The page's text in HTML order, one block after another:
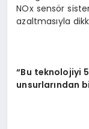
NOx sensör
azaltmasıyla
“Bu teknolojiyi
unsurlarından